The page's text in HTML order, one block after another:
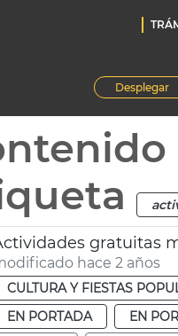
Desplegar
gratuitas
hace 2 años
CULTURA Y FIESTAS
EN PORTADA
EN